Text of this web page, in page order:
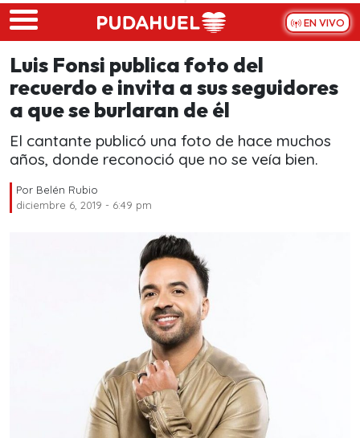
Skip to main content
EN VIVO
Luis Fonsi publica foto del
recuerdo e invita a sus seguidores
a que se burlaran de él
El cantante publicó una foto de hace muchos
años, donde reconoció que no se veía bien.
Por Belén Rubio
diciembre 6, 2019 - 6:49 pm